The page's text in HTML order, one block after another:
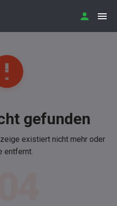
gefunden
existiert nicht mehr oder
entfernt.